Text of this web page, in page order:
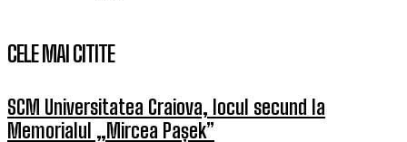
CELE MAI CITITE
SCM Universitatea Craiova, locul secund la
Memorialul „Mircea Pașek”